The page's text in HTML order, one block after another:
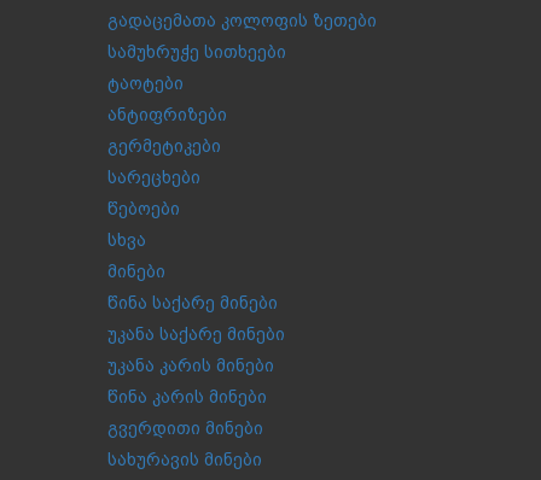
გადაცემათა კოლოფის ზეთები
სამუხრუჭე სითხეები
ტაოტები
ანტიფრიზები
გერმეტიკები
სარეცხები
წებოები
სხვა
მინები
წინა საქარე მინები
უკანა საქარე მინები
უკანა კარის მინები
წინა კარის მინები
გვერდითი მინები
სახურავის მინები